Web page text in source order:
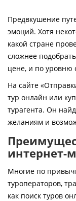
Страны
Как купить
Контакты
Предвкушение
эмоций. Хотя
какой стране
сложнее
цене, и по уровню
На сайте
тур онлайн или
турагента. Он
желаниям и
интернет-
Многие по
туроператоров,
как поиск туров